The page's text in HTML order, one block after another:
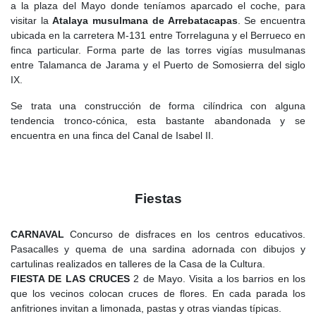
a la plaza del Mayo donde teníamos aparcado el coche, para
visitar laAtalaya musulmana de Arrebatacapas. Se encuentra
ubicada en la carretera M-131 entre Torrelaguna y el Berrueco en
finca particular. Forma parte de las torres vigías musulmanas
entre Talamanca de Jarama y el Puerto de Somosierra del siglo
IX.
Se trata una construcción de forma cilíndrica con alguna
tendencia tronco-cónica, esta bastante abandonada y se
encuentra en una finca del Canal de Isabel II.
Fiestas
CARNAVAL Concurso de disfraces en los centros educativos.
Pasacalles y quema de una sardina adornada con dibujos y
cartulinas realizados en talleres de la Casa de la Cultura.
FIESTA DE LAS CRUCES 2 de Mayo. Visita a los barrios en los
que los vecinos colocan cruces de flores. En cada parada los
anfitriones invitan a limonada, pastas y otras viandas típicas.